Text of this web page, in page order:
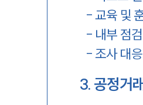
-교육 및
- 내부 점
- 조사 대
3. 공정거